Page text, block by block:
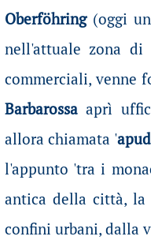
Oberföhring(oggi
nell'attuale zona di
commerciali, venne
Barbarossaaprì
allora chiamata '
l'appunto 'tra i
antica della città, la
confini urbani, dalla